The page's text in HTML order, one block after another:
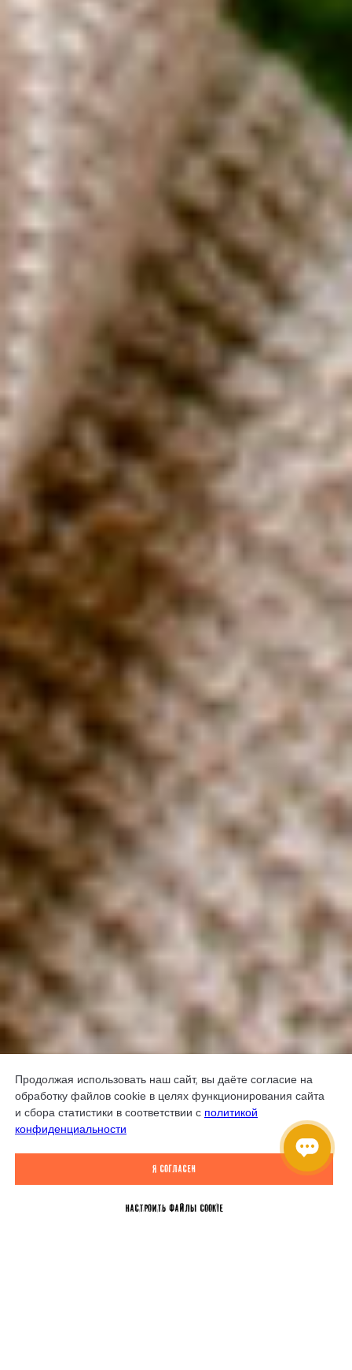
Продолжая использовать наш сайт, вы даёте согласие на
обработку файлов cookie в целях функционирования сайта
и сбора статистики в соответствии с политикой
конфиденциальности
Я согласен
Настроить файлы Cookie